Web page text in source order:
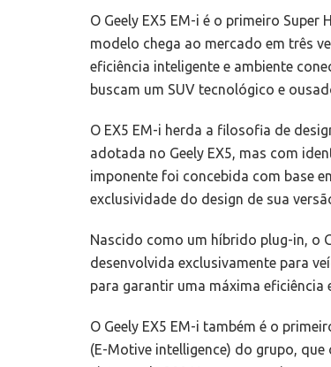
O Geely EX5 EM-i é o primeiro
modelo chega ao mercado em três
eficiência inteligente e ambiente
buscam um SUV tecnológico e
O EX5 EM-i herda a filosofia de
adotada no Geely EX5, mas com
imponente foi concebida com base
exclusividade do design de sua
Nascido como um híbrido plug-in, o
desenvolvida exclusivamente para
para garantir uma máxima eficiência
O Geely EX5 EM-i também é o
(E-Motive intelligence) do grupo,